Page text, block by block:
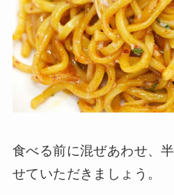
食べる前に混ぜあわせ、
せていただきましょう。